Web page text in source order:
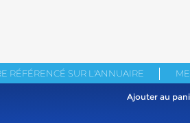
RÉFÉRENCÉ SUR L'ANNUAIRE
Ajouter au